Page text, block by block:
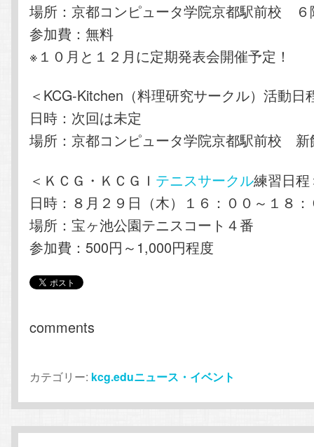
場所：京都コンピュータ学院京都駅前校 ６
参加費：無料
※１０月と１２月に定期発表会開催予定！
＜KCG-Kitchen（料理研究サークル）活動日
日時：次回は未定
場所：京都コンピュータ学院京都駅前校 新
＜ＫＣＧ・ＫＣＧＩ テニスサークル練習日程
日時：８月２９日（木）１６：００～１８
場所：宝ヶ池公園テニスコート４番
参加費：500円～1,000円程度
comments
カテゴリー: kcg.eduニュース・イベント